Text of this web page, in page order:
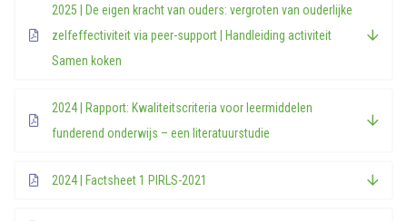
2025 | De eigen kracht van ouders: vergroten van ouderlijke
zelfeffectiviteit via peer-support | Handleiding activiteit
Samen koken
2024 | Rapport: Kwaliteitscriteria voor leermiddelen
funderend onderwijs – een literatuurstudie
2024 | Factsheet 1 PIRLS-2021